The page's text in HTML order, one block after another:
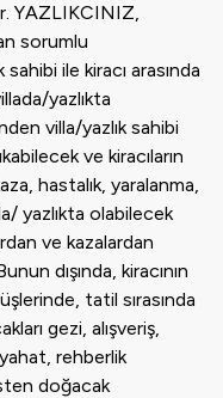
YAZLIKCINIZ,
sorumlu
ile kiracı arasında
yazlıkta
villa/yazlık sahibi
ve kiracıların
hastalık, yaralanma,
yazlıkta olabilecek
ve kazalardan
dışında, kiracının
tatil sırasında
gezi, alışveriş,
rehberlik
doğacak